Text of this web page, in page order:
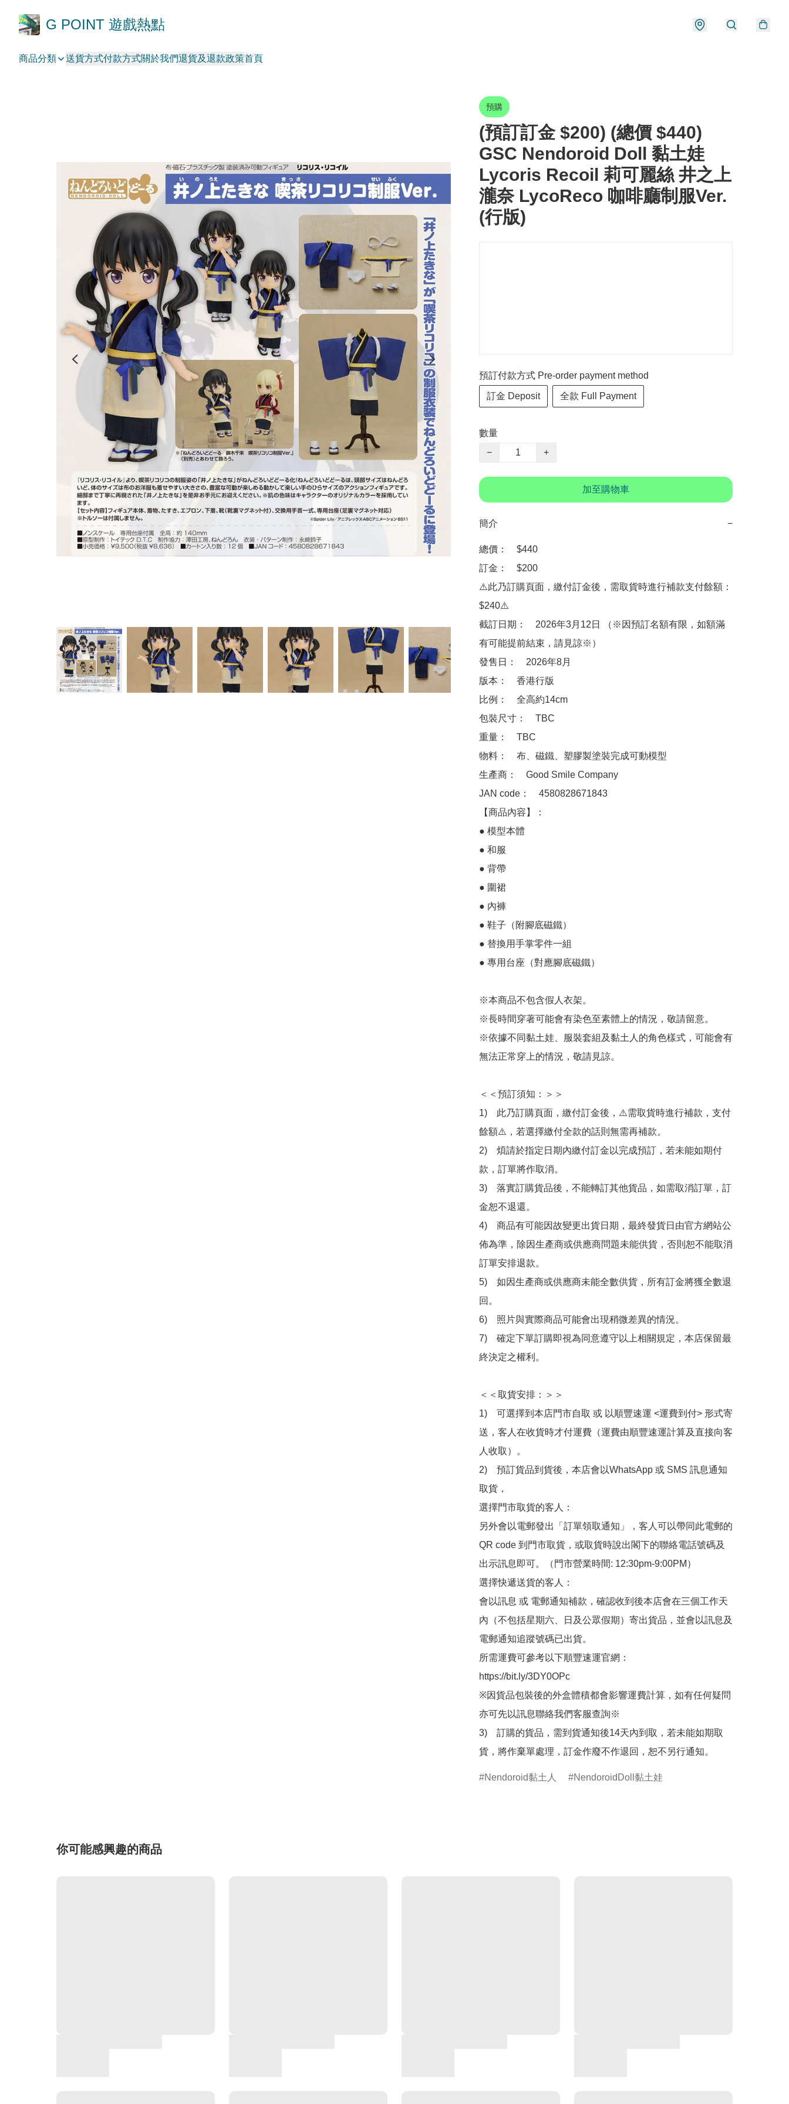
G POINT 遊戲熱點
商品分類 送貨方式付款方式關於我們退貨及退款政策首頁
預購
(預訂訂金 $200) (總價 $440)
GSC Nendoroid Doll 黏土娃
Lycoris Recoil 莉可麗絲 井之上
瀧奈 LycoReco 咖啡廳制服Ver.
(行版)
預訂付款方式 Pre-order payment method
訂金 Deposit 全款 Full Payment
數量
−
+
加至購物車
簡介 −
總價：　$440
訂金：　$200
⚠️此乃訂購頁面，繳付訂金後，需取貨時進行補款支付餘額：
$240⚠️
截訂日期：　2026年3月12日 （※因預訂名額有限，如額滿
有可能提前結束，請見諒※）
發售日：　2026年8月
版本：　香港行版
比例：　全高約14cm
包裝尺寸：　TBC
重量：　TBC
物料：　布、磁鐵、塑膠製塗裝完成可動模型
生產商：　Good Smile Company
JAN code：　4580828671843
【商品內容】：
● 模型本體
● 和服
● 背帶
● 圍裙
● 內褲
● 鞋子（附腳底磁鐵）
● 替換用手掌零件一組
● 專用台座（對應腳底磁鐵）
※本商品不包含假人衣架。
※長時間穿著可能會有染色至素體上的情況，敬請留意。
※依據不同黏土娃、服裝套組及黏土人的角色樣式，可能會有
無法正常穿上的情況，敬請見諒。
＜＜預訂須知：＞＞
1)　此乃訂購頁面，繳付訂金後，⚠️需取貨時進行補款，支付
餘額⚠️，若選擇繳付全款的話則無需再補款。
2)　煩請於指定日期內繳付訂金以完成預訂，若未能如期付
款，訂單將作取消。
3)　落實訂購貨品後，不能轉訂其他貨品，如需取消訂單，訂
金恕不退還。
4)　商品有可能因故變更出貨日期，最終發貨日由官方網站公
佈為準，除因生產商或供應商問題未能供貨，否則恕不能取消
訂單安排退款。
5)　如因生產商或供應商未能全數供貨，所有訂金將獲全數退
回。
6)　照片與實際商品可能會出現稍微差異的情況。
7)　確定下單訂購即視為同意遵守以上相關規定，本店保留最
終決定之權利。
＜＜取貨安排：＞＞
1)　可選擇到本店門市自取 或 以順豐速運 <運費到付> 形式寄
送，客人在收貨時才付運費（運費由順豐速運計算及直接向客
人收取）。
2)　預訂貨品到貨後，本店會以WhatsApp 或 SMS 訊息通知
取貨，
選擇門市取貨的客人：
另外會以電郵發出「訂單領取通知」，客人可以帶同此電郵的
QR code 到門市取貨，或取貨時說出閣下的聯絡電話號碼及
出示訊息即可。（門市營業時間: 12:30pm-9:00PM）
選擇快遞送貨的客人：
會以訊息 或 電郵通知補款，確認收到後本店會在三個工作天
內（不包括星期六、日及公眾假期）寄出貨品，並會以訊息及
電郵通知追蹤號碼已出貨。
所需運費可參考以下順豐速運官網：
https://bit.ly/3DY0OPc
※因貨品包裝後的外盒體積都會影響運費計算，如有任何疑問
亦可先以訊息聯絡我們客服查詢※
3)　訂購的貨品，需到貨通知後14天內到取，若未能如期取
貨，將作棄單處理，訂金作廢不作退回，恕不另行通知。
Nendoroid黏土人 NendoroidDoll黏土娃
你可能感興趣的商品